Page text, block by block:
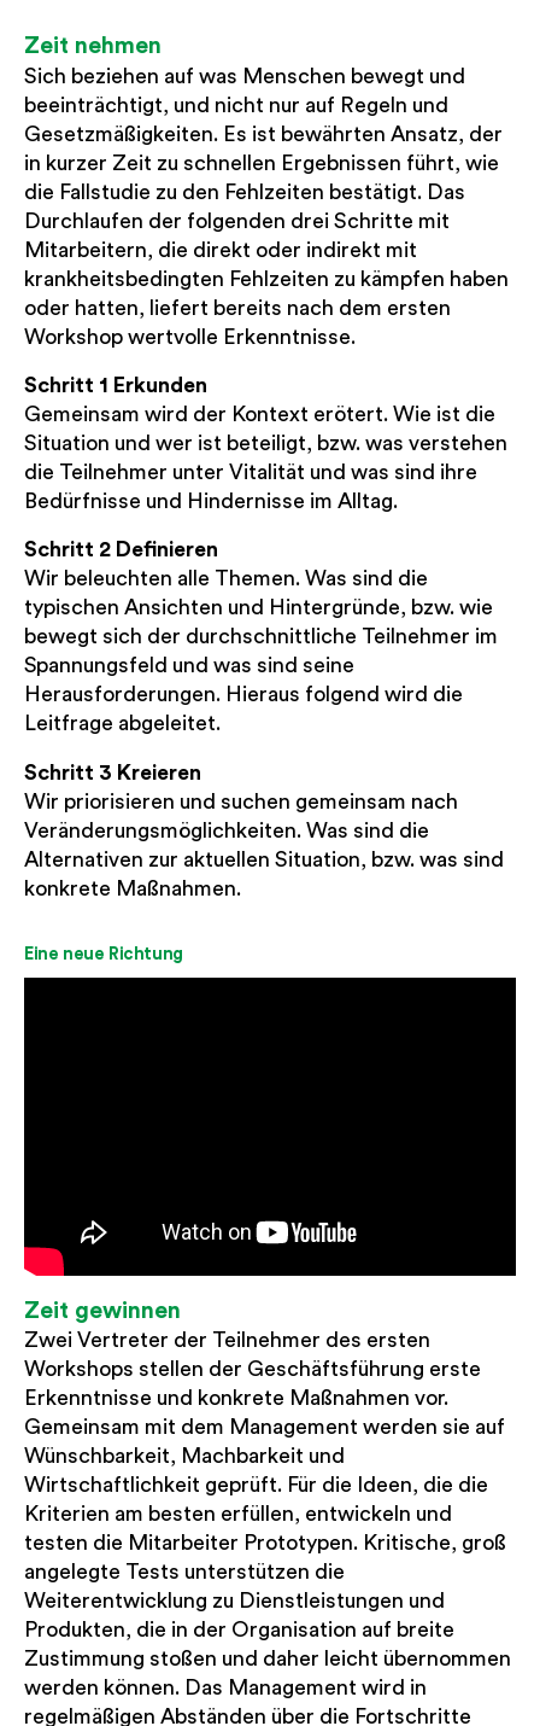
Zeit nehmen
Sich beziehen auf was Menschen bewegt und
beeinträchtigt, und nicht nur auf Regeln und
Gesetzmäßigkeiten. Es ist bewährten Ansatz, der
in kurzer Zeit zu schnellen Ergebnissen führt, wie
die Fallstudie zu den Fehlzeiten bestätigt. Das
Durchlaufen der folgenden drei Schritte mit
Mitarbeitern, die direkt oder indirekt mit
krankheitsbedingten Fehlzeiten zu kämpfen haben
oder hatten, liefert bereits nach dem ersten
Workshop wertvolle Erkenntnisse.
Schritt 1 Erkunden
Gemeinsam wird der Kontext erötert. Wie ist die
Situation und wer ist beteiligt, bzw. was verstehen
die Teilnehmer unter Vitalität und was sind ihre
Bedürfnisse und Hindernisse im Alltag.
Schritt 2 Definieren
Wir beleuchten alle Themen. Was sind die
typischen Ansichten und Hintergründe, bzw. wie
bewegt sich der durchschnittliche Teilnehmer im
Spannungsfeld und was sind seine
Herausforderungen. Hieraus folgend wird die
Leitfrage abgeleitet.
Schritt 3 Kreieren
Wir priorisieren und suchen gemeinsam nach
Veränderungsmöglichkeiten. Was sind die
Alternativen zur aktuellen Situation, bzw. was sind
konkrete Maßnahmen.
Eine neue Richtung
Zeit gewinnen
Zwei Vertreter der Teilnehmer des ersten
Workshops stellen der Geschäftsführung erste
Erkenntnisse und konkrete Maßnahmen vor.
Gemeinsam mit dem Management werden sie auf
Wünschbarkeit, Machbarkeit und
Wirtschaftlichkeit geprüft. Für die Ideen, die die
Kriterien am besten erfüllen, entwickeln und
testen die Mitarbeiter Prototypen. Kritische, groß
angelegte Tests unterstützen die
Weiterentwicklung zu Dienstleistungen und
Produkten, die in der Organisation auf breite
Zustimmung stoßen und daher leicht übernommen
werden können. Das Management wird in
regelmäßigen Abständen über die Fortschritte